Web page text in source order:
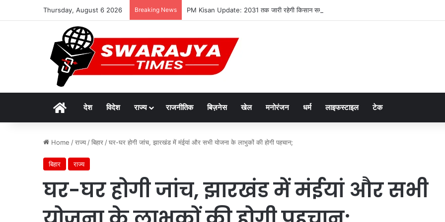
Thursday, August 6 2026 Breaking News PM Kisan Update: 2031 तक जारी रहेगी किसान सम्मान निधि योजना, सालाना मिलेंगे ₹6,000; जानें 24वीं
Homeदेश विदेश राज्य राजनीतिक बिज़नेस खेल मनोरंजन धर्म लाइफस्टाइल टेक
Home /राज्य /बिहार /घर-घर होगी जांच, झारखंड में मंईयां और सभी योजना के लाभुकों की होगी पहचान;
बिहार राज्य
घर-घर होगी जांच, झारखंड में मंईयां और सभी